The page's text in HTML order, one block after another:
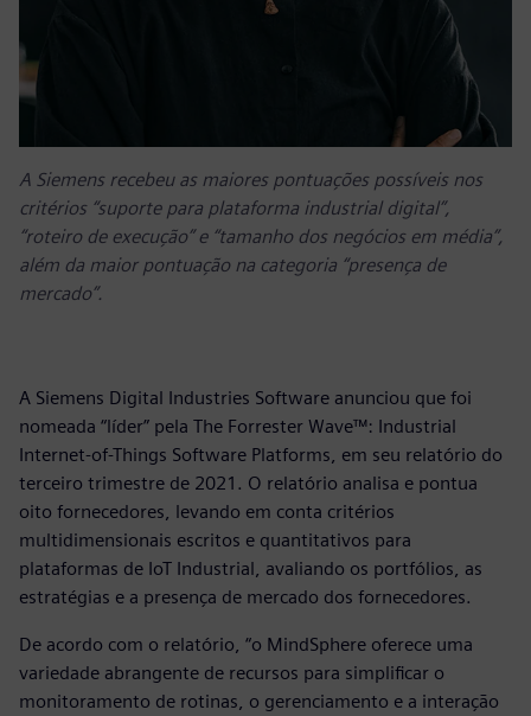
A Siemens recebeu as maiores pontuações possíveis nos
critérios “suporte para plataforma industrial digital”,
“roteiro de execução” e “tamanho dos negócios em média”,
além da maior pontuação na categoria “presença de
mercado”.
A Siemens Digital Industries Software anunciou que foi
nomeada “líder” pela The Forrester Wave™: Industrial
Internet-of-Things Software Platforms, em seu relatório do
terceiro trimestre de 2021. O relatório analisa e pontua
oito fornecedores, levando em conta critérios
multidimensionais escritos e quantitativos para
plataformas de IoT Industrial, avaliando os portfólios, as
estratégias e a presença de mercado dos fornecedores.
De acordo com o relatório, “o MindSphere oferece uma
variedade abrangente de recursos para simplificar o
monitoramento de rotinas, o gerenciamento e a interação